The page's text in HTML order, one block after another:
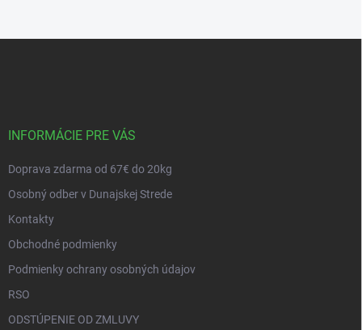
INFORMÁCIE PRE VÁS
Doprava zdarma od 67€ do 20kg
Osobný odber v Dunajskej Strede
Kontakty
Obchodné podmienky
Podmienky ochrany osobných údajov
RSO
ODSTÚPENIE OD ZMLUVY